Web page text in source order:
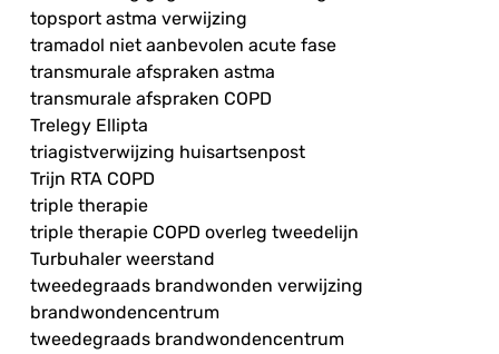
topsport astma verwijzing
tramadol niet aanbevolen acute fase
transmurale afspraken astma
transmurale afspraken COPD
Trelegy Ellipta
triagistverwijzing huisartsenpost
Trijn RTA COPD
triple therapie
triple therapie COPD overleg tweedelijn
Turbuhaler weerstand
tweedegraads brandwonden verwijzing
brandwondencentrum
tweedegraads brandwondencentrum